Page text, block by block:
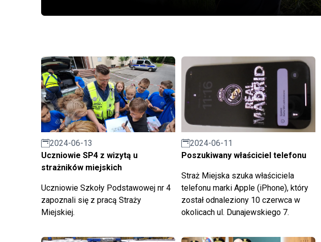
2024-06-13
Uczniowie SP4 z wizytą u
strażników miejskich
Uczniowie Szkoły Podstawowej nr 4
zapoznali się z pracą Straży
Miejskiej.
2024-06-11
Poszukiwany właściciel telefonu
Straż Miejska szuka właściciela
telefonu marki Apple (iPhone), który
został odnaleziony 10 czerwca w
okolicach ul. Dunajewskiego 7.